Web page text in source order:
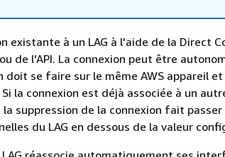
existante à un LAG à l'aide de la Direct
de l'API. La connexion peut être
doit se faire sur le même AWS appareil
la connexion est déjà associée à un
suppression de la connexion fait
du LAG en dessous de la valeur